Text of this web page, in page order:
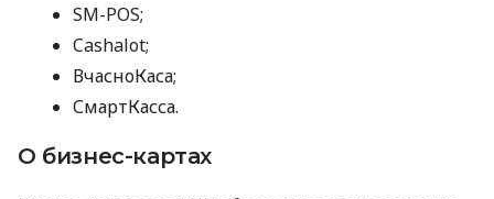
SM-POS;
Cashalot;
ВчасноКаса;
СмартКасса.
О бизнес-картах